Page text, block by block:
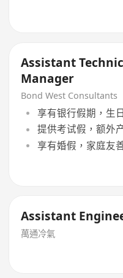
Assistant
Manager
Bond West Consultants
享有银行假期，生
提供考试假，额外
享有婚假，家庭友
Assistant
萬通冷氣